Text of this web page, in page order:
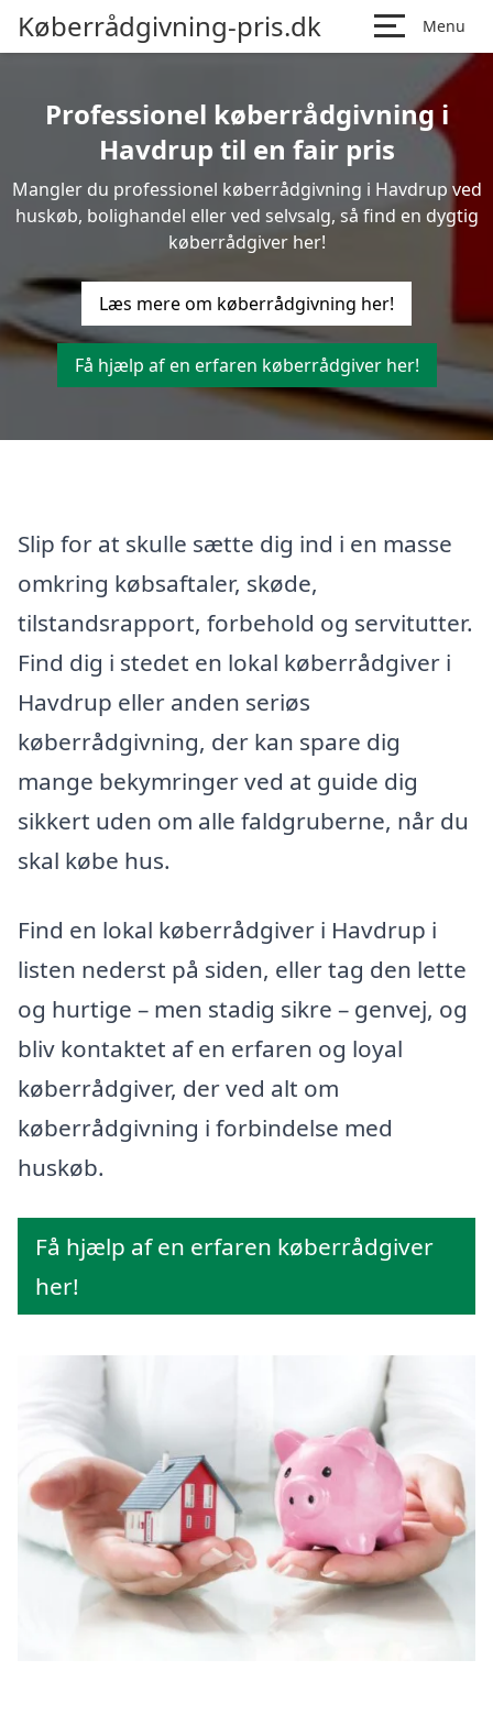
Køberrådgivning-pris.dk Menu
Professionel køberrådgivning i
Havdrup til en fair pris
Mangler du professionel køberrådgivning i Havdrup ved
huskøb, bolighandel eller ved selvsalg, så find en dygtig
køberrådgiver her!
Læs mere om køberrådgivning her!
Få hjælp af en erfaren køberrådgiver her!
Slip for at skulle sætte dig ind i en masse
omkring købsaftaler, skøde,
tilstandsrapport, forbehold og servitutter.
Find dig i stedet en lokal køberrådgiver i
Havdrup eller anden seriøs
køberrådgivning, der kan spare dig
mange bekymringer ved at guide dig
sikkert uden om alle faldgruberne, når du
skal købe hus.
Find en lokal køberrådgiver i Havdrup i
listen nederst på siden, eller tag den lette
og hurtige – men stadig sikre – genvej, og
bliv kontaktet af en erfaren og loyal
køberrådgiver, der ved alt om
køberrådgivning i forbindelse med
huskøb.
Få hjælp af en erfaren køberrådgiver
her!